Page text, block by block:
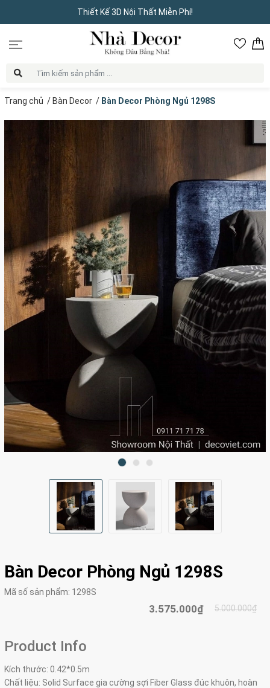
Thiết Kế 3D Nội Thất Miễn Phí!
Trang chủ / Bàn Decor / Bàn Decor Phòng Ngủ 1298S
Bàn Decor Phòng Ngủ 1298S
Mã số sản phẩm: 1298S
3.575.000₫ 5.000.000₫
Product Info
Kích thước: 0.42*0.5m
Chất liệu: Solid Surface gia cường sợi Fiber Glass đúc khuôn, hoàn